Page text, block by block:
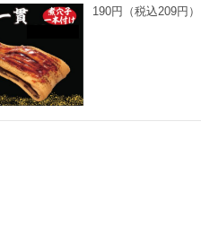
190円（税込209円）